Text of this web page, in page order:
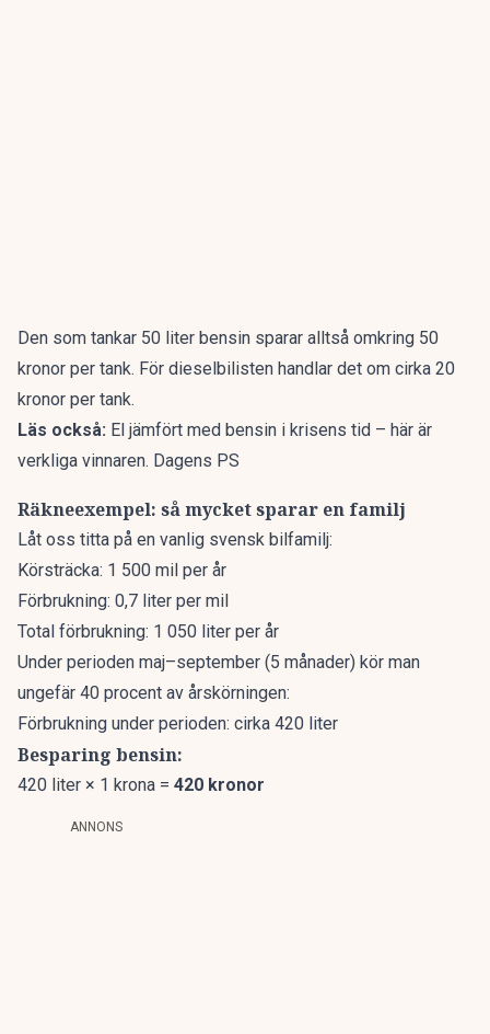
Den som tankar 50 liter bensin sparar alltså omkring 50
kronor per tank. För dieselbilisten handlar det om cirka 20
kronor per tank.
Läs också: El jämfört med bensin i krisens tid – här är
verkliga vinnaren. Dagens PS
Räkneexempel: så mycket sparar en familj
Låt oss titta på en vanlig svensk bilfamilj:
Körsträcka: 1 500 mil per år
Förbrukning: 0,7 liter per mil
Total förbrukning: 1 050 liter per år
Under perioden maj–september (5 månader) kör man
ungefär 40 procent av årskörningen:
Förbrukning under perioden: cirka 420 liter
Besparing bensin:
420 liter × 1 krona = 420 kronor
ANNONS